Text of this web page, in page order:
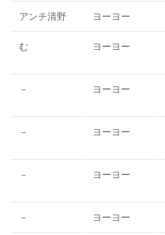
アンチ清野 ヨーヨー
む ヨーヨー
－ ヨーヨー
－ ヨーヨー
－ ヨーヨー
－ ヨーヨー